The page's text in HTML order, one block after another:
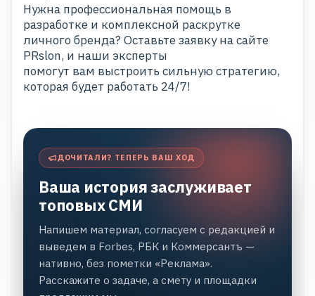
Нужна профессиональная помощь в
разработке и комплексной раскрутке
личного бренда? Оставьтезаявкуна сайте
PRslon, и наши эксперты
помогут вам выстроить сильную стратегию,
которая будет работать 24/7!
ДОЧИТАЛИ? ТЕПЕРЬ ВАШ ХОД
Ваша история заслуживает
топовых СМИ
Напишем материал, согласуем с редакцией и
выведем в Forbes, РБК и Коммерсантъ —
нативно, без пометки «Реклама».
Расскажите о задаче, а смету и площадки